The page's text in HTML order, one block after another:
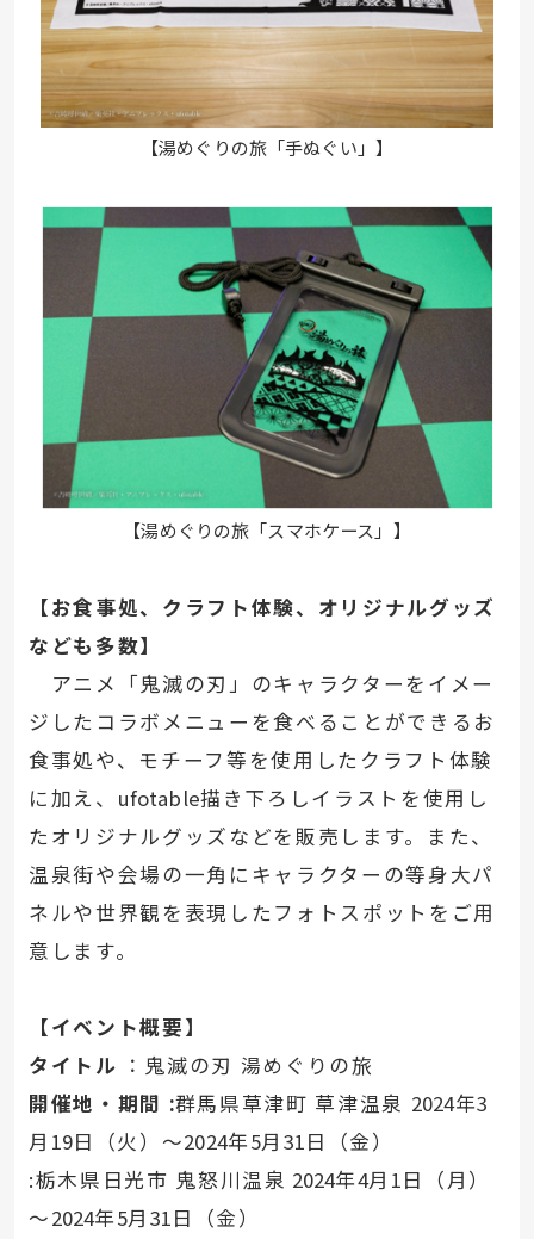
【湯めぐりの旅「手ぬぐい」】
【湯めぐりの旅「スマホケース」】
【お食事処、クラフト体験、オリジナルグッズ
なども多数】
アニメ「鬼滅の刃」のキャラクターをイメー
ジしたコラボメニューを食べることができるお
食事処や、モチーフ等を使用したクラフト体験
に加え、 ufotable描き下ろしイラストを使用し
たオリジナルグッズなどを販売します。また、
温泉街や会場の一角にキャラクターの等身大パ
ネルや世界観を表現したフォトスポットをご用
意します。
【イベント概要】
タイトル ：鬼滅の刃 湯めぐりの旅
開催地・期間 :群馬県草津町 草津温泉 2024年3
月 19日（火）～2024年5月 31日（金）
:栃木県日光市 鬼怒川温泉 2024年4月 1日（月）
～2024年5月 31日（金）